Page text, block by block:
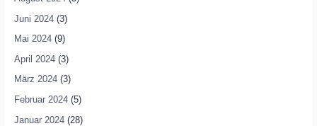
Juni 2024(3)
Mai 2024(9)
April 2024(3)
März 2024(3)
Februar 2024(5)
Januar 2024(28)